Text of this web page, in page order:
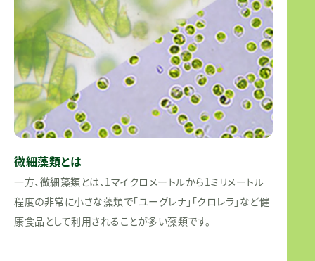
微細藻類とは
一方、微細藻類とは、1マイクロメートルから1ミリメートル
程度の非常に小さな藻類で「ユーグレナ」「クロレラ」など健
康食品として利用されることが多い藻類です。